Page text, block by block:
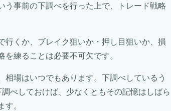
う事前の下調べを行った上で、トレード戦略
行くか、ブレイク狙いか・押し目狙いか、損
練ることは必要不可欠です。
場はいつでもあります。下調べしているう
べしておけば、少なくともその記憶はしばら
す。